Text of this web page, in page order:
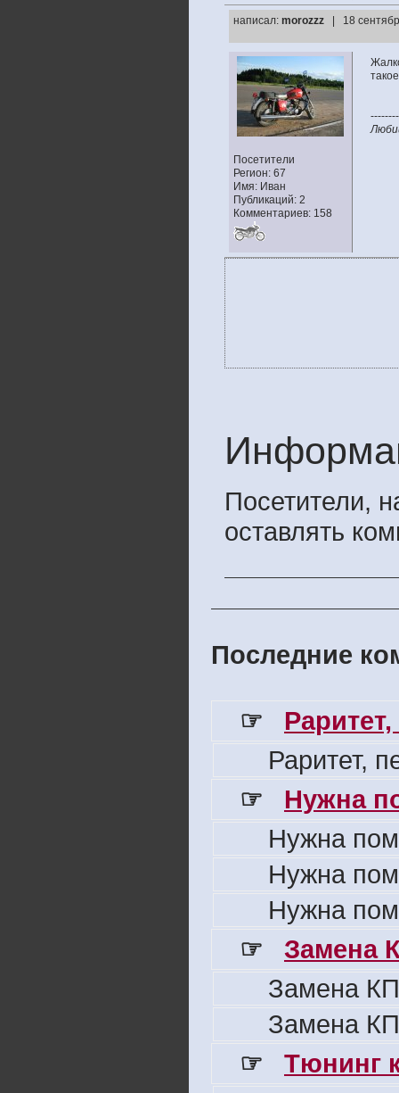
написал: morozzz | 18
Посетители
Регион: 67
Имя: Иван
Публикаций: 2
Комментариев: 158
Посетители,
оставлять
Последние
☞
Раритет,
☞
Нужна
Нужна
Нужна
Нужна
☞
Замена
Замена
Замена
☞
Тюнинг